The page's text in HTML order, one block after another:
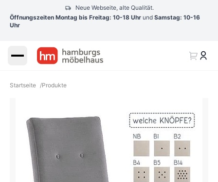
Neue Webseite, alte Qualität.
Öffnungszeiten Montag bis Freitag: 10-18 Uhr und Samstag: 10-16
Uhr
Startseite /Produkte